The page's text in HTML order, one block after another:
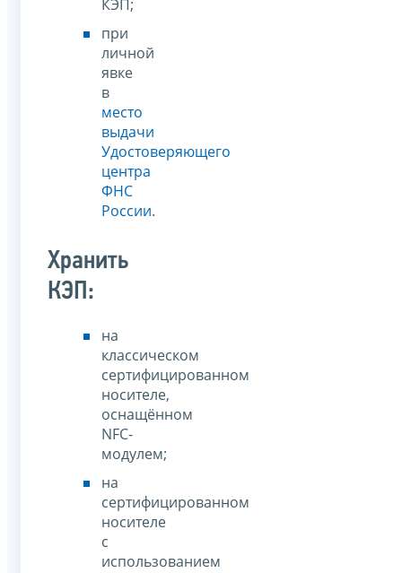
КЭП;
при
личной
явке
в
место
выдачи
Удостоверяющего
центра
ФНС
России.
Хранить
КЭП:
на
классическом
сертифицированном
носителе,
оснащённом
NFC-
модулем;
на
сертифицированном
носителе
с
использованием